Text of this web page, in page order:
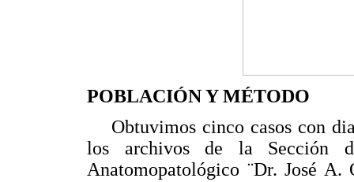
POBLACIÓN Y MÉTODO
Obtuvimos cinco casos con
los archivos de la Sección
Anatomopatológico ¨Dr. José